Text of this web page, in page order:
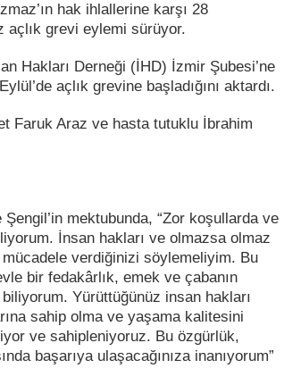
hak ihlallerine karşı 28
açlık grevi eylemi sürüyor.
Hakları Derneği (İHD) İzmir Şubesi’ne
açlık grevine başladığını aktardı.
Faruk Araz ve hasta tutuklu İbrahim
Şengil’in mektubunda, “Zor koşullarda ve
İnsan hakları ve olmazsa olmaz
verdiğinizi söylemeliyim. Bu
bir fedakârlık, emek ve çabanın
Yürüttüğünüz insan hakları
sahip olma ve yaşama kalitesini
ve sahipleniyoruz. Bu özgürlük,
başarıya ulaşacağınıza inanıyorum”